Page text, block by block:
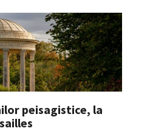
peisagistice, la